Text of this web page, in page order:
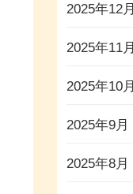
2025年12月
2025年11月
2025年10月
2025年9月
2025年8月